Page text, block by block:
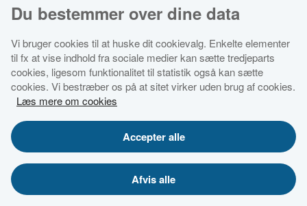
Du bestemmer over dine data
Vi bruger cookies til at huske dit cookievalg. Enkelte elementer
til fx at vise indhold fra sociale medier kan sætte tredjeparts
cookies, ligesom funktionalitet til statistik også kan sætte
cookies. Vi bestræber os på at sitet virker uden brug af cookies.
Læs mere om cookies
Accepter alle
Afvis alle